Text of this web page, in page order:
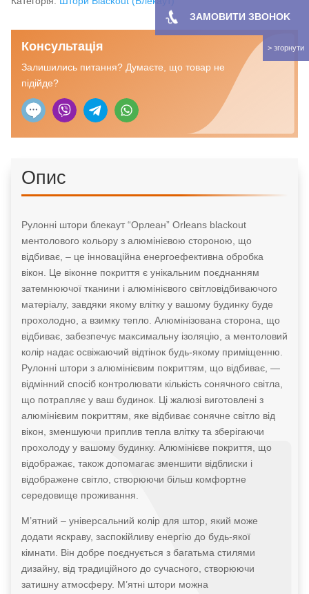
відбиває.
кількість
Консультація
Залишились питання? Думаєте, що товар не
підійде?
Опис
Рулонні штори блекаут “Орлеан” Orleans blackout
ментолового кольору з алюмінієвою стороною, що
відбиває, – це інноваційна енергоефективна обробка
вікон. Це віконне покриття є унікальним поєднанням
затемнюючої тканини і алюмінієвого світловідбиваючого
матеріалу, завдяки якому влітку у вашому будинку буде
прохолодно, а взимку тепло. Алюмінізована сторона, що
відбиває, забезпечує максимальну ізоляцію, а ментоловий
колір надає освіжаючий відтінок будь-якому приміщенню.
Рулонні штори з алюмінієвим покриттям, що відбиває, —
відмінний спосіб контролювати кількість сонячного світла,
що потрапляє у ваш будинок. Ці жалюзі виготовлені з
алюмінієвим покриттям, яке відбиває сонячне світло від
вікон, зменшуючи приплив тепла влітку та зберігаючи
прохолоду у вашому будинку. Алюмінієве покриття, що
відображає, також допомагає зменшити відблиски і
відображене світло, створюючи більш комфортне
середовище проживання.
М’ятний – універсальний колір для штор, який може
додати яскраву, заспокійливу енергію до будь-якої
кімнати. Він добре поєднується з багатьма стилями
дизайну, від традиційного до сучасного, створюючи
затишну атмосферу. М’ятні штори можна
ЗАМОВИТИ ЗBOHOK